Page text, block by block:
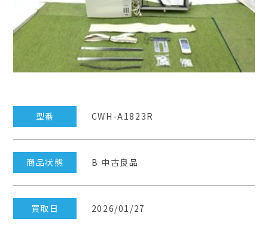
型番 CWH-A1823R
商品状態 B 中古良品
買取日 2026/01/27